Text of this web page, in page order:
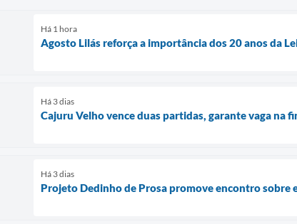
Há 1 hora
Agosto Lilás reforça a importância dos 20 anos da
Há 3 dias
Cajuru Velho vence duas partidas, garante vaga na
Há 3 dias
Projeto Dedinho de Prosa promove encontro sobre